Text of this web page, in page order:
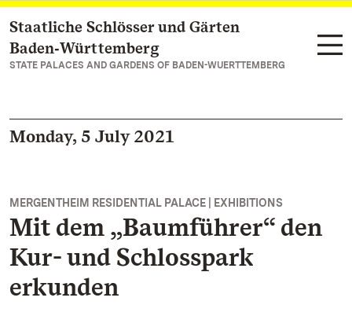
Navigate to main page
Staatliche Schlösser und Gärten
Baden‑Württemberg
STATE PALACES AND GARDENS OF BADEN-WUERTTEMBERG
Monday, 5 July 2021
MERGENTHEIM RESIDENTIAL PALACE | EXHIBITIONS
Mit dem „Baumführer“ den
Kur- und Schlosspark
erkunden